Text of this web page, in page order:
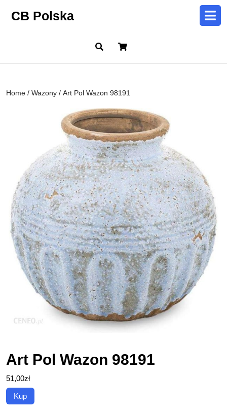
CB Polska
Cart
Home / Wazony / Art Pol Wazon 98191
Art Pol Wazon 98191
51,00zł
Kup